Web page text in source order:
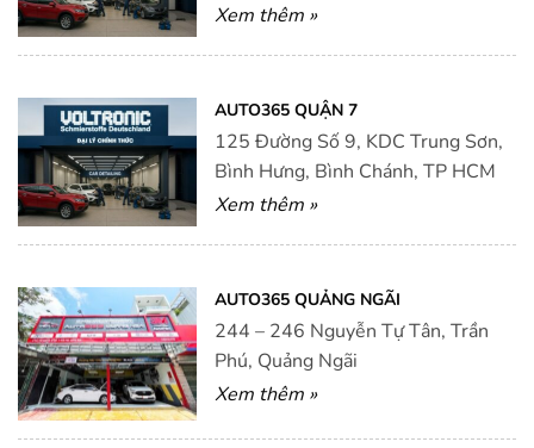
Xem thêm »
AUTO365 QUẬN 7
125 Đường Số 9, KDC Trung Sơn,
Bình Hưng, Bình Chánh, TP HCM
Xem thêm »
AUTO365 QUẢNG NGÃI
244 – 246 Nguyễn Tự Tân, Trần
Phú, Quảng Ngãi
Xem thêm »